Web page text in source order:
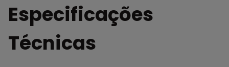
Especificações
Técnicas